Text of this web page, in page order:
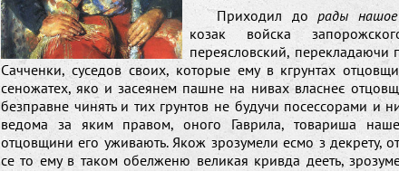
Приходил дорады нашое
козак войска
переясловский,
Сачченки, суседов своих, которые ему в кгрунтах
сеножатех, яко и засеянем пашне на нивах власнеє
безправне чинять и тих грунтов не будучи посессорами и
ведома за яким правом, оного Гаврила, товариша
отцовщини его уживають. Якож зрозумели есмо з декрету,
се то ему в таком обелженю великая кривда дееть,